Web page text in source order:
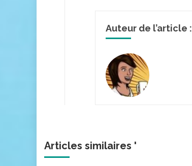
Auteur de l’article :
Articles similaires '